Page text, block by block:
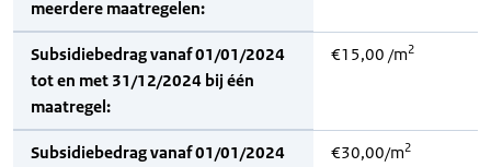
meerdere maatregelen:
Subsidiebedrag vanaf 01/01/2024
tot en met 31/12/2024 bij één
maatregel:
€15,00 /m2
Subsidiebedrag vanaf 01/01/2024
€30,00/m2